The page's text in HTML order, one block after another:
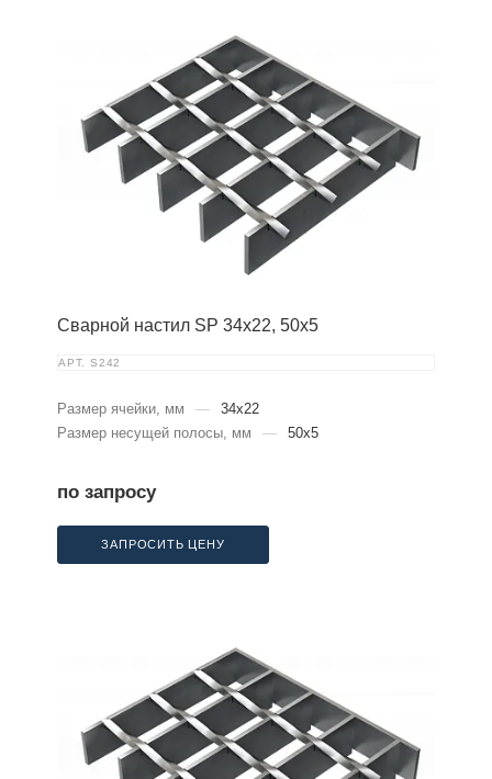
Сварной настил SP 34х22, 50х5
АРТ. S242
Размер ячейки, мм —
34x22
Размер несущей полосы, мм
— 50x5
по запросу
ЗАПРОСИТЬ ЦЕНУ